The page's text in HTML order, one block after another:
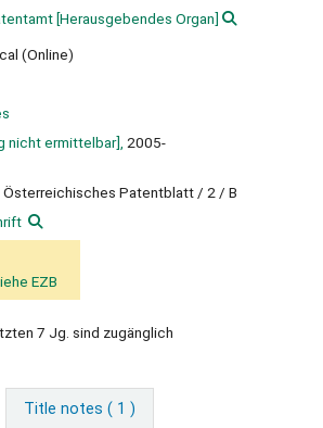
[Herausgebendes Organ]
(Online)
nicht ermittelbar], 2005-
Patentblatt / 2 / B
EZB
7 Jg. sind zugänglich
Title notes ( 1 )